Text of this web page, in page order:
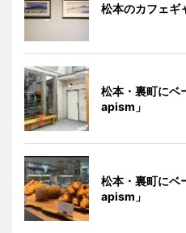
松本のカフェギ
松本・裏町にベ
apism」
松本・裏町にベ
apism」